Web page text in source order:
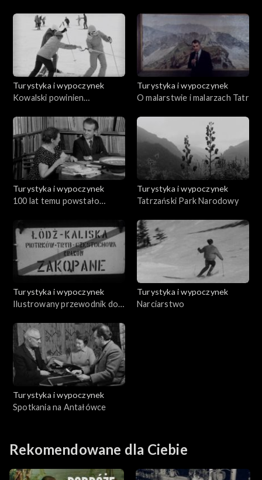
Turystyka i wypoczynek
Kowalski powinien
Turystyka i wypoczynek
O malarstwie i malarzach Tatr
Turystyka i wypoczynek
100 lat temu powstało
Turystyka i wypoczynek
Tatrzański Park Narodowy
Turystyka i wypoczynek
Ilustrowany przewodnik do
Turystyka i wypoczynek
Narciarstwo
Turystyka i wypoczynek
Spotkania na Antałówce
Rekomendowane dla Ciebie